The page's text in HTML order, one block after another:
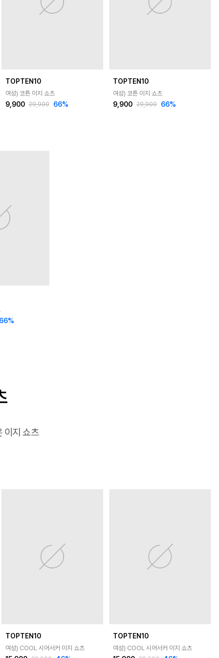
TOPTEN10
여성) 코튼 이지 쇼츠
9,900 29,900 66%
TOPTEN10
여성) 코튼 이지 쇼츠
9,900 29,900 66%
%
이지 쇼츠
TOPTEN10
여성) COOL 시어서커 이지 쇼츠
TOPTEN10
여성) COOL 시어서커 이지 쇼츠